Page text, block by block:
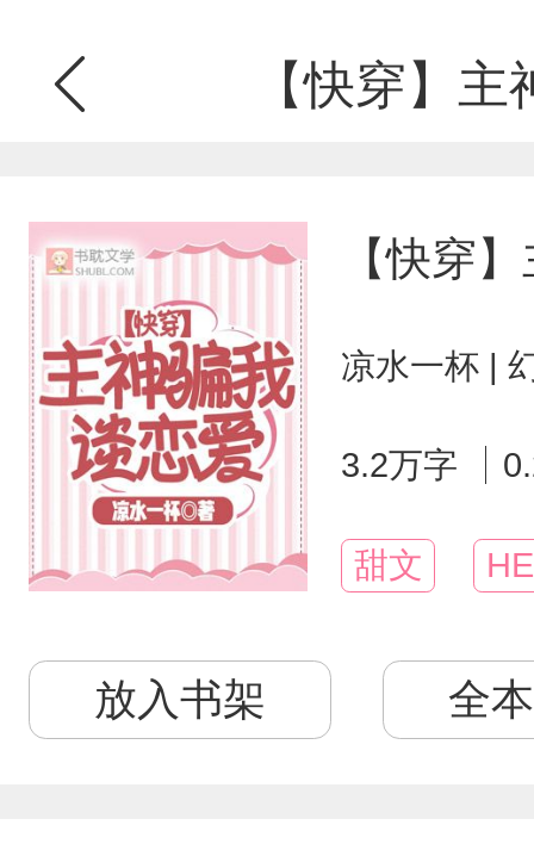
【快穿】
【快穿
凉水一杯 |
3.2万字
甜文 HE
放入书架 全